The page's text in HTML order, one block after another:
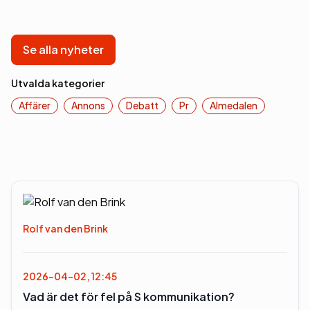
Se alla nyheter
Utvalda kategorier
Affärer
Annons Debatt Pr Almedalen
Rolf van den Brink
2026-04-02, 12:45
Vad är det för fel på S kommunikation?